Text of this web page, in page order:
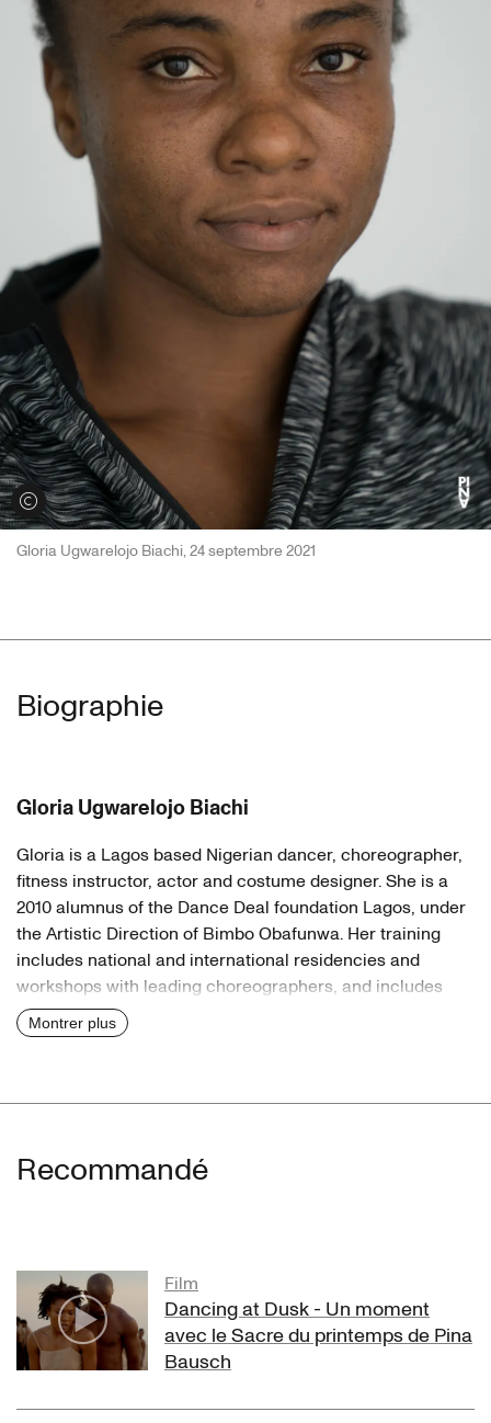
Voir les crédits
Gloria Ugwarelojo Biachi, 24 septembre 2021
Biographie
Gloria Ugwarelojo Biachi
Gloria is a Lagos based Nigerian dancer, choreographer,
fitness instructor, actor and costume designer. She is a
2010 alumnus of the Dance Deal foundation Lagos, under
the Artistic Direction of Bimbo Obafunwa. Her training
includes national and international residencies and
workshops with leading choreographers, and includes
successful stints in theatre, television and motion picture,
including Netflix original Mystic River. Gloria specializes in
Montrer plus
Recommandé
Film
Dancing at Dusk - Un moment
avec le Sacre du printemps de Pina
Bausch